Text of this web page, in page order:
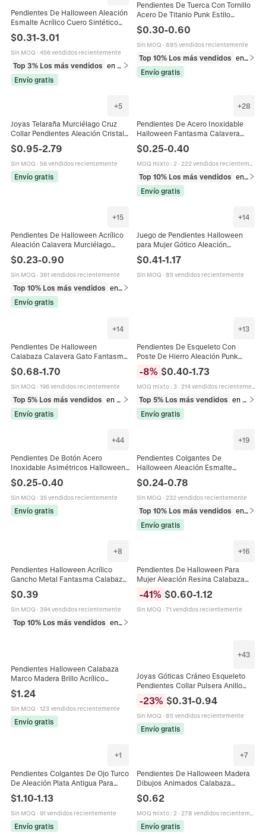
Pendientes De Halloween Aleación
Esmalte Acrílico Cuero Sintético
Murciélago Sombrero Bruja Joyería
Festiva Para Mujeres
$0.31-3.01
Sin MOQ · 456 vendidos recientemente
Top 3% Los más vendidos
Envío gratis
Pendientes De Tuerca Con Tornillo
Acero De Titanio Punk Estilo
Industrial Creativo Divertido
Joyería Para Hombres Mujeres
$0.30-0.60
Sin MOQ · 885 vendidos recientemente
Top 10% Los más vendidos
en Pendientes
Envío gratis
+5
Joyas Telaraña Murciélago Cruz
Collar Pendientes Aleación Cristal
Gótico Halloween Disfraz Retro
Punk Estilo Mujeres
$0.95-2.79
Sin MOQ · 56 vendidos recientemente
Envío gratis
+28
Pendientes De Acero Inoxidable
Halloween Fantasma Calavera
Calabaza Mal De Ojo Cara Gótico
Punk Joyería Para Mujer
$0.25-0.40
MOQ mixto: 2· 222 vendidos recientemente
Top 10% Los más vendidos
en Pendientes
Envío gratis
+15
Pendientes De Halloween Acrílico
Aleación Calavera Murciélago
Telaraña Gótico Estilo Oscuro
Novedad Joyería Mujeres
$0.23-0.90
Sin MOQ · 361 vendidos recientemente
Top 10% Los más vendidos
en Pendientes
Envío gratis
+14
Juego de Pendientes Halloween
para Mujer Gótico Aleación
Esmalte Calabaza Fantasma Araña
Murciélago Calavera Joyería de
Fiesta
$0.41-1.17
Sin MOQ · 85 vendidos recientemente
+14
Pendientes De Halloween
Calabaza Calavera Gato Fantasma
Fiesta Joyería Gótica Accesorios
$0.68-1.70
Sin MOQ · 196 vendidos recientemente
Top 5% Los más vendidos
Envío gratis
+13
Pendientes De Esqueleto Con
Poste De Hierro Aleación Punk
Para Mujeres Hombres
-8% $0.40-1.73
MOQ mixto: 3· 214 vendidos recientemente
Top 5% Los más vendidos
Envío gratis
+44
Pendientes De Botón Acero
Inoxidable Asimétricos Halloween
Navidad Espacio Música Animal
Joyería Moda Creativa
$0.25-0.40
Sin MOQ · 35 vendidos recientemente
Envío gratis
+19
Pendientes Colgantes De
Halloween Aleación Esmalte
Rhinestone Calabaza Araña
Fantasma Murciélago Joyería Para
Mujeres
$0.24-0.78
Sin MOQ · 232 vendidos recientemente
Top 10% Los más vendidos
en Pendientes
Envío gratis
+8
Pendientes Halloween Acrílico
Gancho Metal Fantasma Calabaza
Joyas Mujeres
$0.39
Sin MOQ · 394 vendidos recientemente
Top 10% Los más vendidos en Pendientes
+16
Pendientes De Halloween Para
Mujer Aleación Resina Calabaza
Joyería Punk Gótica
-41% $0.60-1.12
Sin MOQ · 71 vendidos recientemente
Pendientes Halloween Calabaza
Marco Madera Brillo Acrílico
Joyería Festiva Otoño Regalo
Mujeres
$1.24
Sin MOQ · 123 vendidos recientemente
Envío gratis
+43
Joyas Góticas Cráneo Esqueleto
Pendientes Collar Pulsera Anillo
Aleación Con Poste De Acero
Inoxidable Halloween Punk
-23% $0.31-0.94
Sin MOQ · 85 vendidos recientemente
Envío gratis
+1
Pendientes Colgantes De Ojo Turco
De Aleación Plata Antigua Para
Joyería Halloween
$1.10-1.13
Sin MOQ · 91 vendidos recientemente
Envío gratis
+7
Pendientes De Halloween Madera
Dibujos Animados Calabaza
Negro Para Mujeres Joyería De
Fiesta
$0.62
MOQ mixto: 2· 278 vendidos recientemente
Envío gratis